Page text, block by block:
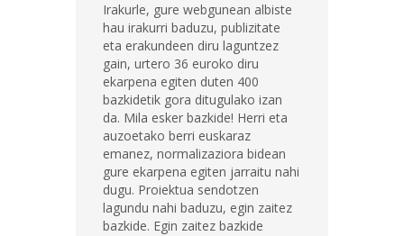
Irakurle, gure webgunean albiste
hau irakurri baduzu, publizitate
eta erakundeen diru laguntzez
gain, urtero 36 euroko diru
ekarpena egiten duten 400
bazkidetik gora ditugulako izan
da. Mila esker bazkide! Herri eta
auzoetako berri euskaraz
emanez, normalizaziora bidean
gure ekarpena egiten jarraitu nahi
dugu. Proiektua sendotzen
lagundu nahi baduzu, egin zaitez
bazkide. Egin zaitez bazkide